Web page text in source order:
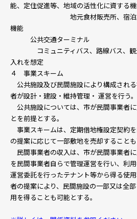
能、定住促進等、地域の活性化に資する機
地元食材販売所、宿泊施設等
機能
公共交通ターミナル
コミュニティバス、路線バス、観光
入れを想定
４ 事業スキーム
公共施設及び民間施設により構成され
者が設計・建設・維持管理・ 運営を行う。
公共施設については、市が民間事業者
とを前提とする。
事業スキームは、定期借地権設定契約
の提案に応じて一部敷地を売却することも
民間事業者の収入は、市が民間事業者
を民間事業者自らで管理運営を行い、利
運営委託を行ったテナント等から得る使
者の提案により、民間施設の一部又は全
用を得ることも可能とする。